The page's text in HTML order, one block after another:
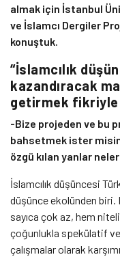
almak için İstanbul
ve İslamcı Dergiler
konuştuk.
“İslamcılık
kazandıracak
getirmek fikriyle
-Bize projeden ve bu
bahsetmek ister
özgü kılan yanlar
İslamcılık düşüncesi
düşünce ekolünden biri.
sayıca çok az, hem
çoğunlukla spekülatif
çalışmalar olarak